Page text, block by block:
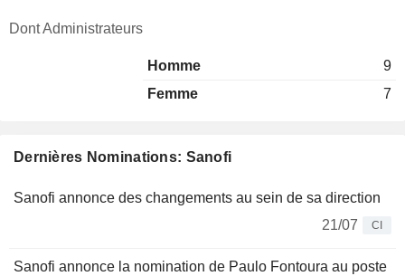
Dernières Nominations: Sanofi
Sanofi annonce des changements au sein de sa direction
21/07
CI
Sanofi annonce la nomination de Paulo Fontoura au poste
Dont Administrateurs
Homme
9
Femme
7